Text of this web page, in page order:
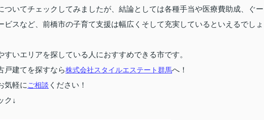
ついてチェックしてみましたが、結論としては各種手当や医療費助成、ぐー
スなど、前橋市の子育て支援は幅広くそして充実しているといえるでしょ
いエリアを探している人におすすめできる市です。
戸建てを探すなら株式会社スタイルエステート群馬へ！
気軽に ご相談 ください！
ク↓